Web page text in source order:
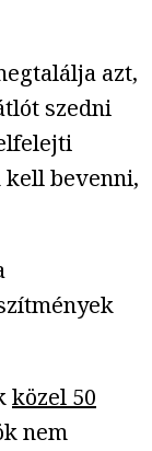
azt,
szedni
kell bevenni,
közel 50
nem